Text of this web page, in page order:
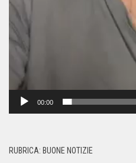
00:00
RUBRICA: BUONE NOTIZIE